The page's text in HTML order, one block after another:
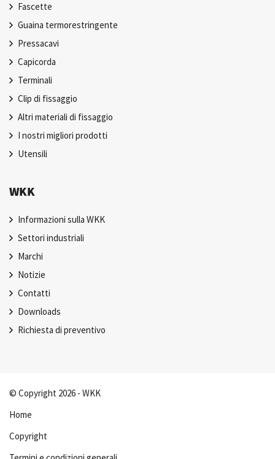
Fascette
Guaina termorestringente
Pressacavi
Capicorda
Terminali
Clip di fissaggio
Altri materiali di fissaggio
I nostri migliori prodotti
Utensili
WKK
Informazioni sulla WKK
Settori industriali
Marchi
Notizie
Contatti
Downloads
Richiesta di preventivo
© Copyright 2026 - WKK
Home
Copyright